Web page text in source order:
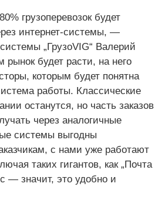
грузоперевозок будет
интернет-системы, —
„ГрузоVIG“ Валерий
будет расти, на него
которым будет понятна
работы. Классические
останутся, но часть заказов
через аналогичные
системы выгодны
с нами уже работают
таких гигантов, как „Почта
— значит, это удобно и